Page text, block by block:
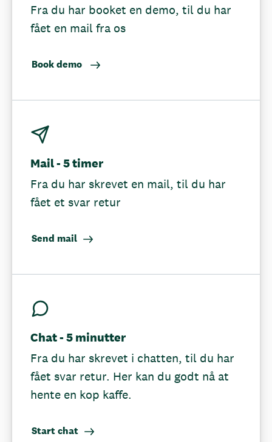
Fra du har booket en demo, til du har
fået en mail fra os
Book demo
Mail - 5 timer
Fra du har skrevet en mail, til du har
fået et svar retur
Send mail
Chat - 5 minutter
Fra du har skrevet i chatten, til du har
fået svar retur. Her kan du godt nå at
hente en kop kaffe.
Start chat